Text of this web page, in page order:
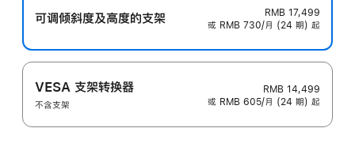
可调倾斜度及高‍度的支‍架
RMB 17,499
或 RMB 730/月 (24 期) 起
VESA 支架转换器
不含支架
RMB 14,499
或 RMB 605/月 (24 期) 起